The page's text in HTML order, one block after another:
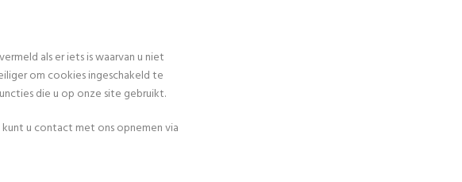
als er iets is waarvan u niet
om cookies ingeschakeld te
die u op onze site gebruikt.
u contact met ons opnemen via